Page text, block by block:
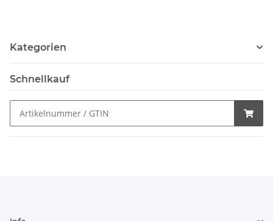
Kategorien
Schnellkauf